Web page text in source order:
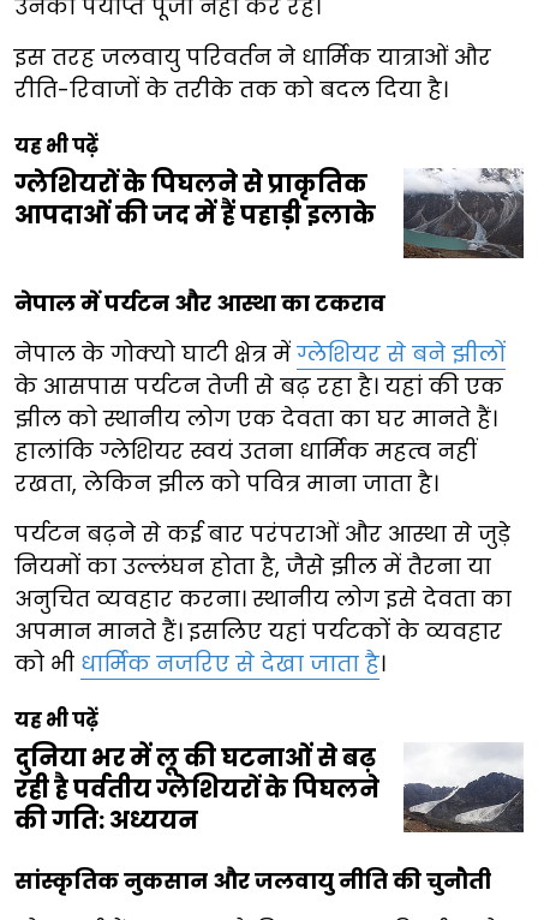
उनकी पर्याप्त पूजा नहीं कर रहे।
इस तरह जलवायु परिवर्तन ने धार्मिक यात्राओं और
रीति-रिवाजों के तरीके तक को बदल दिया है।
यह भी पढ़ें
ग्लेशियरों के पिघलने से प्राकृतिक
आपदाओं की जद में हैं पहाड़ी इलाके
नेपाल में पर्यटन और आस्था का टकराव
नेपाल के गोक्यो घाटी क्षेत्र में ग्लेशियर से बने झीलों
के आसपास पर्यटन तेजी से बढ़ रहा है। यहां की एक
झील को स्थानीय लोग एक देवता का घर मानते हैं।
हालांकि ग्लेशियर स्वयं उतना धार्मिक महत्व नहीं
रखता, लेकिन झील को पवित्र माना जाता है।
पर्यटन बढ़ने से कई बार परंपराओं और आस्था से जुड़े
नियमों का उल्लंघन होता है, जैसे झील में तैरना या
अनुचित व्यवहार करना। स्थानीय लोग इसे देवता का
अपमान मानते हैं। इसलिए यहां पर्यटकों के व्यवहार
को भी धार्मिक नजरिए से देखा जाता है।
यह भी पढ़ें
दुनिया भर में लू की घटनाओं से बढ़
रही है पर्वतीय ग्लेशियरों के पिघलने
की गति: अध्ययन
सांस्कृतिक नुकसान और जलवायु नीति की चुनौती